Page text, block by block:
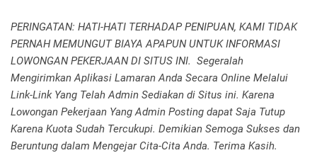
PERINGATAN: HATI-HATI TERHADAP PENIPUAN, KAMI TIDAK
PERNAH MEMUNGUT BIAYA APAPUN UNTUK INFORMASI
LOWONGAN PEKERJAAN DI SITUS INI. Segeralah
Mengirimkan Aplikasi Lamaran Anda Secara Online Melalui
Link-Link Yang Telah Admin Sediakan di Situs ini. Karena
Lowongan Pekerjaan Yang Admin Posting dapat Saja Tutup
Karena Kuota Sudah Tercukupi. Demikian Semoga Sukses dan
Beruntung dalam Mengejar Cita-Cita Anda. Terima Kasih.